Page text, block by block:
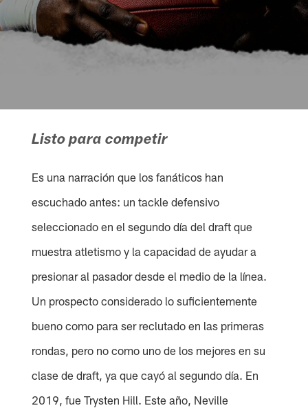
Listo para competir
Es una narración que los fanáticos han
escuchado antes: un tackle defensivo
seleccionado en el segundo día del draft que
muestra atletismo y la capacidad de ayudar a
presionar al pasador desde el medio de la línea.
Un prospecto considerado lo suficientemente
bueno como para ser reclutado en las primeras
rondas, pero no como uno de los mejores en su
clase de draft, ya que cayó al segundo día. En
2019, fue Trysten Hill. Este año, Neville